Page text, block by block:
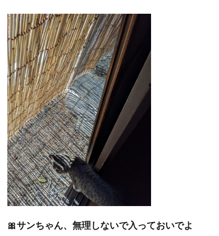
🎀サンちゃん、無理しないで入っておいでよ